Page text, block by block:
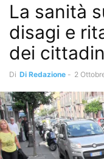
La sanità
disagi e
dei
Di Di Redazione - 2